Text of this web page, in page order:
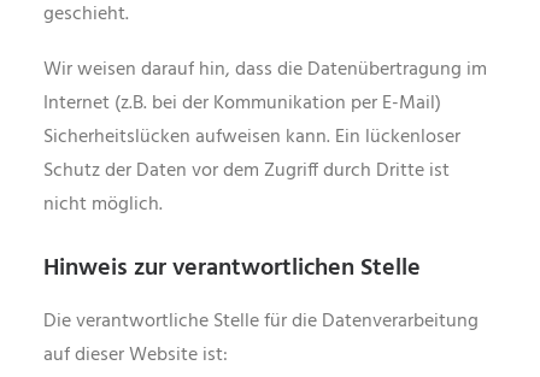
geschieht.
Wir weisen darauf hin, dass die Datenübertragung im
Internet (z.B. bei der Kommunikation per E-Mail)
Sicherheitslücken aufweisen kann. Ein lückenloser
Schutz der Daten vor dem Zugriff durch Dritte ist
nicht möglich.
Hinweis zur verantwortlichen Stelle
Die verantwortliche Stelle für die Datenverarbeitung
auf dieser Website ist: